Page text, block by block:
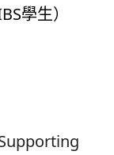
學生）